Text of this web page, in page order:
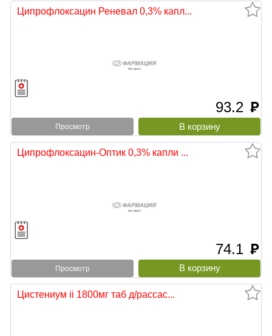
Ципрофлоксацин Реневал 0,3% капл...
93.2 руб
Просмотр
Ципрофлоксацин-Оптик 0,3% капли ...
74.1 руб
Просмотр
Цистениум ii 1800мг таб д/рассас...